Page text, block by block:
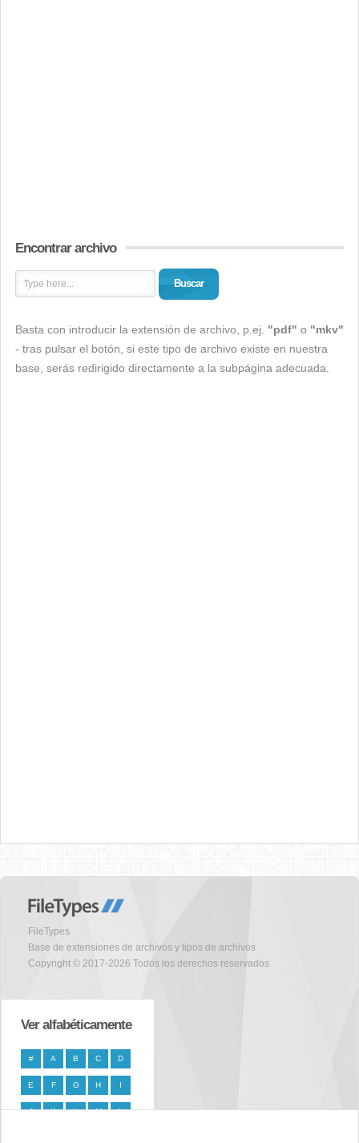
Encontrar archivo
Buscar
Basta con introducir la extensión de archivo, p.ej. "pdf" o "mkv"
- tras pulsar el botón, si este tipo de archivo existe en nuestra
base, serás redirigido directamente a la subpágina adecuada.
FileTypes
Base de extensiones de archivos y tipos de archivos
Copyright © 2017-2026 Todos los derechos reservados
Ver alfabéticamente
# A B C D
E F G H I
J K L M N